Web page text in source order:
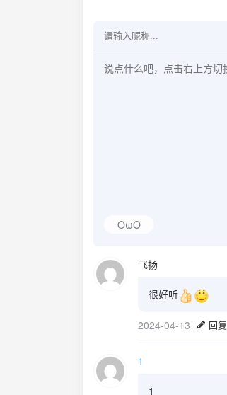
OωO
飞扬
很好听
2024-04-13 回复
1
1